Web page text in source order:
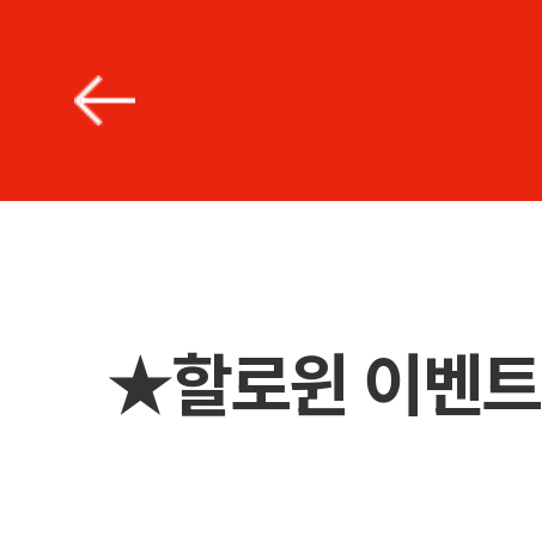
★할로윈 이벤